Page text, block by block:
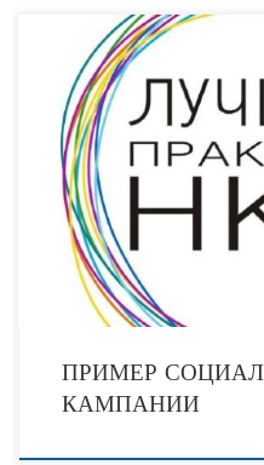
Благотворительная компания
году с целью помощи бездомным
организация «Милосердие»
ПРИМЕР
КАМПАНИИ